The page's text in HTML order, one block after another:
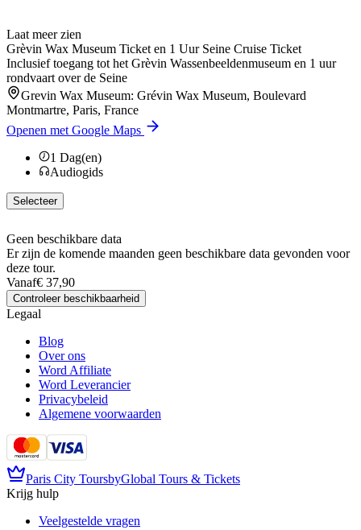
Laat meer zien
Grèvin Wax Museum Ticket en 1 Uur Seine Cruise Ticket
Inclusief toegang tot het Grèvin Wassenbeeldenmuseum en 1 uur
rondvaart over de Seine
Grevin Wax Museum: Grévin Wax Museum, Boulevard
Montmartre, Paris, France
Openen met Google Maps
1 Dag(en)
Audiogids
Selecteer
Geen beschikbare data
Er zijn de komende maanden geen beschikbare data gevonden voor
deze tour.
Vanaf€ 37,90
Controleer beschikbaarheid
Legaal
Blog
Over ons
Word Affiliate
Word Leverancier
Privacybeleid
Algemene voorwaarden
Paris City ToursbyGlobal Tours & Tickets
Krijg hulp
Veelgestelde vragen